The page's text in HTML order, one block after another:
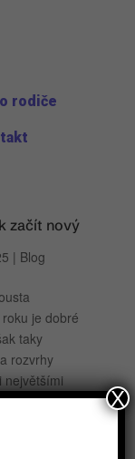
rodiče
začít nový
| Blog
je dobré
taky
rozvrhy
největšími
X